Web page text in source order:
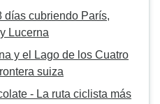
días cubriendo París,
Lucerna
y el Lago de los Cuatro
suiza
- La ruta ciclista más